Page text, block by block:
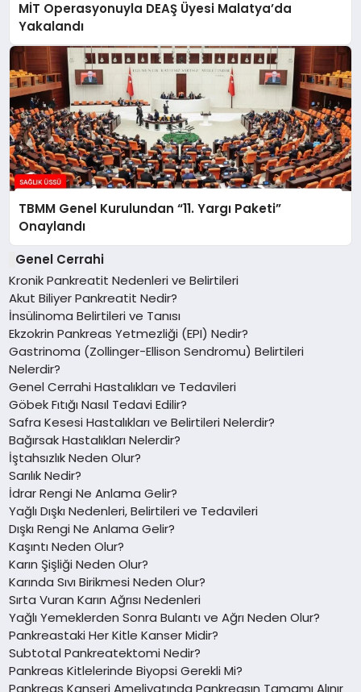
MİT Operasyonuyla DEAŞ Üyesi Malatya’da
Yakalandı
TBMM Genel Kurulundan “11. Yargı Paketi”
Onaylandı
Genel Cerrahi
Kronik Pankreatit Nedenleri ve Belirtileri
Akut Biliyer Pankreatit Nedir?
İnsülinoma Belirtileri ve Tanısı
Ekzokrin Pankreas Yetmezliği (EPI) Nedir?
Gastrinoma (Zollinger-Ellison Sendromu) Belirtileri
Nelerdir?
Genel Cerrahi Hastalıkları ve Tedavileri
Göbek Fıtığı Nasıl Tedavi Edilir?
Safra Kesesi Hastalıkları ve Belirtileri Nelerdir?
Bağırsak Hastalıkları Nelerdir?
İştahsızlık Neden Olur?
Sarılık Nedir?
İdrar Rengi Ne Anlama Gelir?
Yağlı Dışkı Nedenleri, Belirtileri ve Tedavileri
Dışkı Rengi Ne Anlama Gelir?
Kaşıntı Neden Olur?
Karın Şişliği Neden Olur?
Karında Sıvı Birikmesi Neden Olur?
Sırta Vuran Karın Ağrısı Nedenleri
Yağlı Yemeklerden Sonra Bulantı ve Ağrı Neden Olur?
Pankreastaki Her Kitle Kanser Midir?
Subtotal Pankreatektomi Nedir?
Pankreas Kitlelerinde Biyopsi Gerekli Mi?
Pankreas Kanseri Ameliyatında Pankreasın Tamamı Alınır